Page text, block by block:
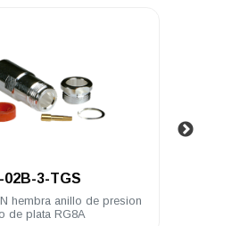
02B-3-TGS
hembra anillo de presion
de plata RG8A